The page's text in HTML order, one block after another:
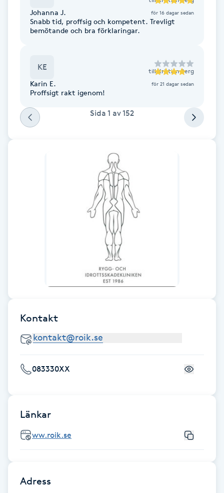
Fransk manikyr
Frekvensterapi
Friskvård
Friskvårdsmassage
Gelenaglar
Gravidyoga
Gruppträning
Johanna J. för 16 dagar sedan
Snabb tid, proffsig och kompetent. Trevligt
bemötande och bra förklaringar.
KE till Kristian Berg
Karin E. för 21 dagar sedan
Proffsigt rakt igenom!
Sida 1 av152
Kontakt
083330XX
Länkar
ww.roik.se
Adress